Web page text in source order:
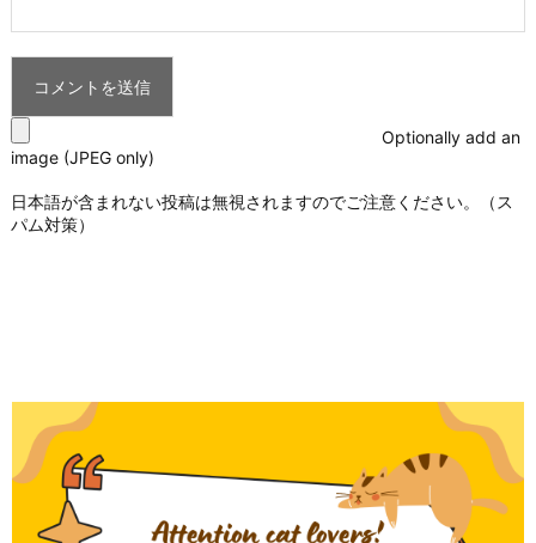
Optionally add an
image (JPEG only)
日本語が含まれない投稿は無視されますのでご注意ください。（ス
パム対策）